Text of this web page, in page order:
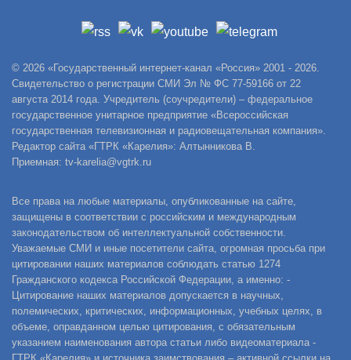
© 2026 «Государственный интернет-канал «Россия» 2001 - 2026.
Свидетельство о регистрации СМИ Эл № ФС 77-59166 от 22
августа 2014 года. Учредитель (соучредители) – федеральное
государственное унитарное предприятие «Всероссийская
государственная телевизионная и радиовещательная компания».
Редактор сайта «ГТРК «Карелия»: Алтынникова В.
Приемная: tv-karelia@vgtrk.ru
Все права на любые материалы, опубликованные на сайте,
защищены в соответствии с российским и международным
законодательством об интеллектуальной собственности.
Уважаемые СМИ и иные посетители сайта, огромная просьба при
цитировании наших материалов соблюдать статью 1274
Гражданского кодекса Российской Федерации, а именно: -
Цитирование наших материалов допускается в научных,
полемических, критических, информационных, учебных целях, в
объеме, оправданном целью цитирования, с обязательным
указанием наименования автора статьи либо видеоматериала -